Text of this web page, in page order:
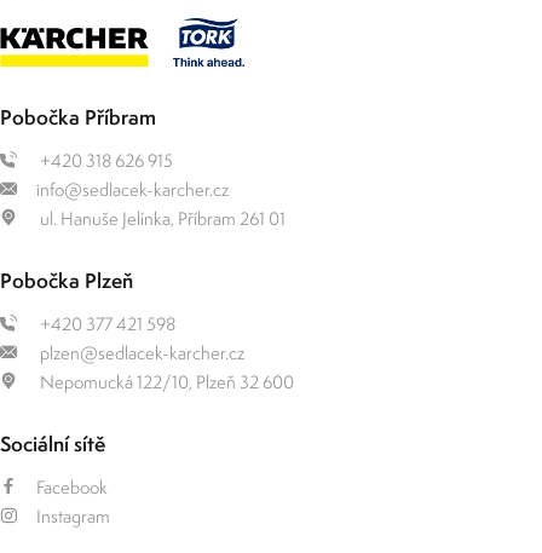
Pobočka Příbram
+420 318 626 915
info@sedlacek-karcher.cz
ul. Hanuše Jelínka, Příbram 261 01
Pobočka Plzeň
+420 377 421 598
plzen@sedlacek-karcher.cz
Nepomucká 122/10, Plzeň 32 600
Sociální sítě
Facebook
Instagram